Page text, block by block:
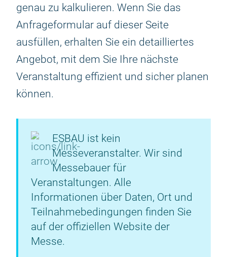
genau zu kalkulieren. Wenn Sie das
Anfrageformular auf dieser Seite
ausfüllen, erhalten Sie ein detailliertes
Angebot, mit dem Sie Ihre nächste
Veranstaltung effizient und sicher planen
können.
ESBAU ist kein
Messeveranstalter. Wir sind
Messebauer für
Veranstaltungen. Alle
Informationen über Daten, Ort und
Teilnahmebedingungen finden Sie
auf der offiziellen Website der
Messe.